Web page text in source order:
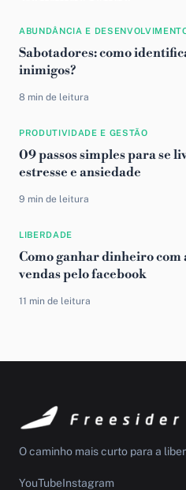
ABUNDÂNCIA E
Sabotadores: como
inimigos?
8 min de leitura
PRODUTIVIDADE E GESTÃO
09 passos simples para se
estresse e ansiedade
9 min de leitura
LIBERDADE
Como ganhar dinheiro com
vendas pelo facebook
11 min de leitura
O caminho mais curto para a
YouTubeInstagram